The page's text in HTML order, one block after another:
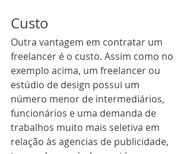
Custo
Outra vantagem em contratar um
freelancer é o custo. Assim como no
exemplo acima, um freelancer ou
estúdio de design possui um
número menor de intermediários,
funcionários e uma demanda de
trabalhos muito mais seletiva em
relação às agencias de publicidade,